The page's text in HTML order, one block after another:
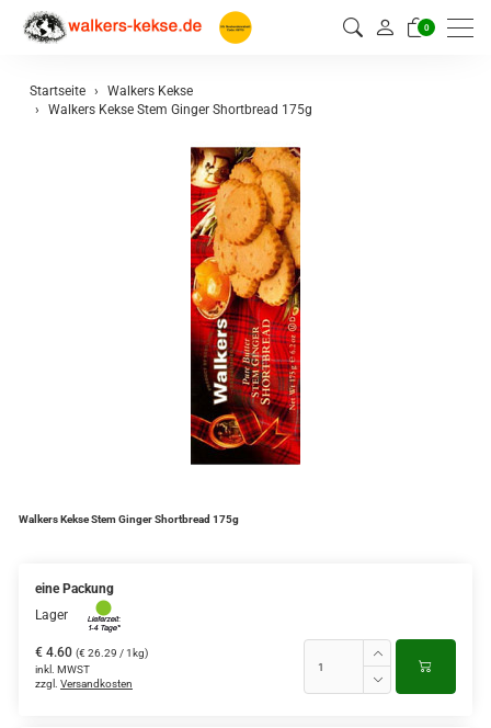
0
Startseite
Walkers Kekse
Walkers Kekse Stem Ginger Shortbread 175g
Walkers Kekse Stem Ginger Shortbread 175g
eine Packung
Lager
€ 4.60 (€ 26.29 / 1kg)
inkl. MWST
zzgl. Versandkosten